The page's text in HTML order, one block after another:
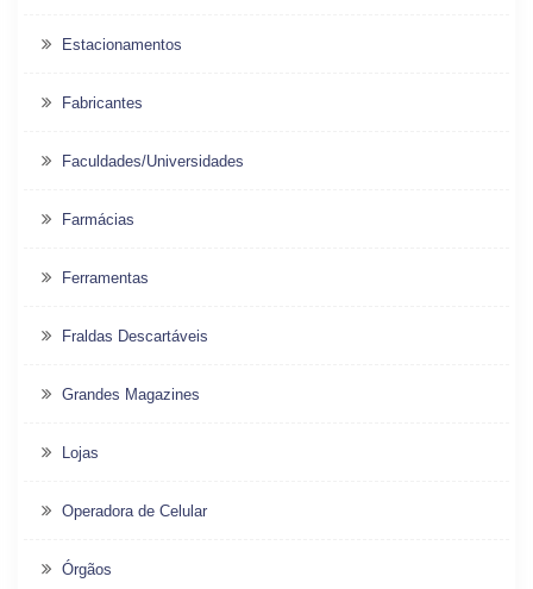
Estacionamentos
Fabricantes
Faculdades/Universidades
Farmácias
Ferramentas
Fraldas Descartáveis
Grandes Magazines
Lojas
Operadora de Celular
Órgãos